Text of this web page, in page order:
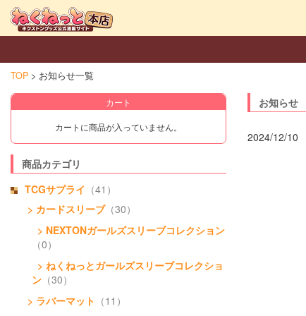
TOP お知らせ一覧
カート
カートに商品が入っていません。
商品カテゴリ
TCGサプライ （41）
> カードスリーブ（30）
> NEXTONガールズスリーブコレクション
（0）
> ねくねっとガールズスリーブコレクショ
ン （30）
> ラバーマット （11）
お知らせ
2024/12/10